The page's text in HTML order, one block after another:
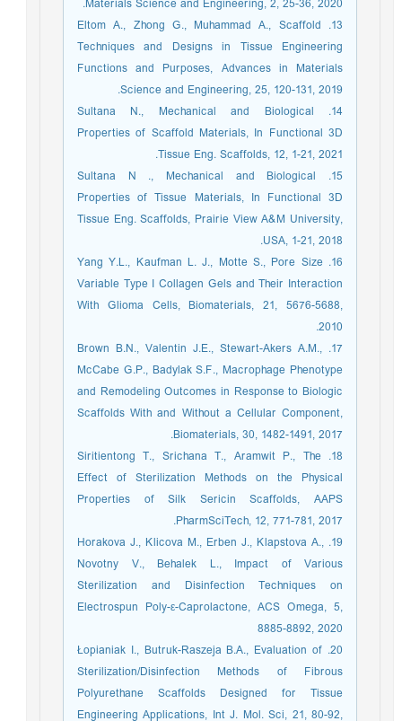
Materials Science and Engineering, 2, 25-36, 2020.
13. Eltom A., Zhong G., Muhammad A., Scaffold
Techniques and Designs in Tissue Engineering
Functions and Purposes, Advances in Materials
Science and Engineering, 25, 120-131, 2019.
14. Sultana N., Mechanical and Biological
Properties of Scaffold Materials, In Functional 3D
Tissue Eng. Scaffolds, 12, 1-21, 2021.
15. Sultana N ., Mechanical and Biological
Properties of Tissue Materials, In Functional 3D
Tissue Eng. Scaffolds, Prairie View A&M University,
USA, 1-21, 2018.
16. Yang Y.L., Kaufman L. J., Motte S., Pore Size
Variable Type I Collagen Gels and Their Interaction
With Glioma Cells, Biomaterials, 21, 5676-5688,
2010.
17. Brown B.N., Valentin J.E., Stewart-Akers A.M.,
McCabe G.P., Badylak S.F., Macrophage Phenotype
and Remodeling Outcomes in Response to Biologic
Scaffolds With and Without a Cellular Component,
Biomaterials, 30, 1482-1491, 2017.
18. Siritientong T., Srichana T., Aramwit P., The
Effect of Sterilization Methods on the Physical
Properties of Silk Sericin Scaffolds, AAPS
PharmSciTech, 12, 771-781, 2017.
19. Horakova J., Klicova M., Erben J., Klapstova A.,
Novotny V., Behalek L., Impact of Various
Sterilization and Disinfection Techniques on
Electrospun Poly-ε-Caprolactone, ACS Omega, 5,
8885-8892, 2020
20. Łopianiak I., Butruk-Raszeja B.A., Evaluation of
Sterilization/Disinfection Methods of Fibrous
Polyurethane Scaffolds Designed for Tissue
Engineering Applications, Int J. Mol. Sci, 21, 80-92,